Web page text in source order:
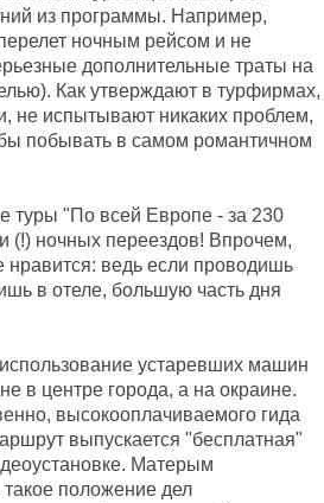
из программы. Например,
ночным рейсом и не
дополнительные траты на
Как утверждают в турфирмах,
не испытывают никаких проблем,
побывать в самом романтичном
туры "По всей Европе - за 230
(!) ночных переездов! Впрочем,
нравится: ведь если проводишь
в отеле, большую часть дня
использование устаревших машин
в центре города, а на окраине.
высокооплачиваемого гида
выпускается "бесплатная"
Матерым
положение дел